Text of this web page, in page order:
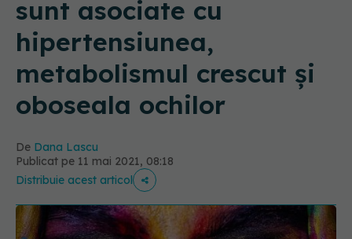
sunt asociate cu
hipertensiunea,
metabolismul crescut și
oboseala ochilor
De Dana Lascu
Publicat pe 11 mai 2021, 08:18
Distribuie acest articol